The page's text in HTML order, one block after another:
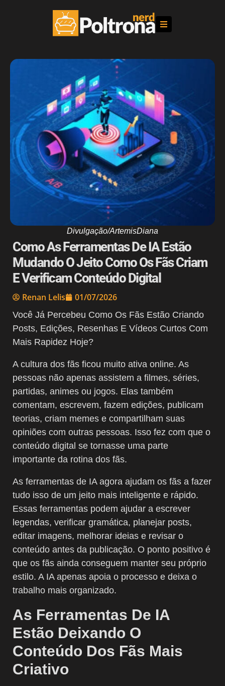
Divulgação/ArtemisDiana
Como As Ferramentas De IA Estão
Mudando O Jeito Como Os Fãs Criam
E Verificam Conteúdo Digital
Renan Lelis 01/07/2026
Você Já Percebeu Como Os Fãs Estão Criando
Posts, Edições, Resenhas E Vídeos Curtos Com
Mais Rapidez Hoje?
A cultura dos fãs ficou muito ativa online. As
pessoas não apenas assistem a filmes, séries,
partidas, animes ou jogos. Elas também
comentam, escrevem, fazem edições, publicam
teorias, criam memes e compartilham suas
opiniões com outras pessoas. Isso fez com que o
conteúdo digital se tornasse uma parte
importante da rotina dos fãs.
As ferramentas de IA agora ajudam os fãs a fazer
tudo isso de um jeito mais inteligente e rápido.
Essas ferramentas podem ajudar a escrever
legendas, verificar gramática, planejar posts,
editar imagens, melhorar ideias e revisar o
conteúdo antes da publicação. O ponto positivo é
que os fãs ainda conseguem manter seu próprio
estilo. A IA apenas apoia o processo e deixa o
trabalho mais organizado.
As Ferramentas De IA
Estão Deixando O
Conteúdo Dos Fãs Mais
Criativo